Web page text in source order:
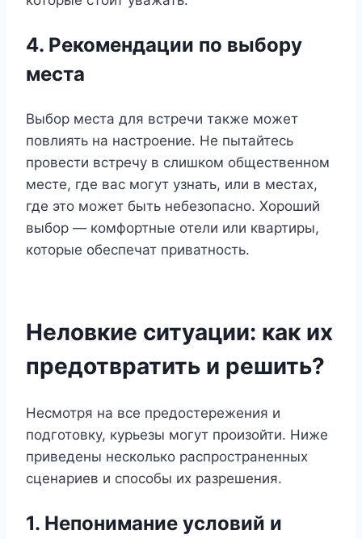
4. Рекомендации по выбору
места
Выбор места для встречи также может
повлиять на настроение. Не пытайтесь
провести встречу в слишком общественном
месте, где вас могут узнать, или в местах,
где это может быть небезопасно. Хороший
выбор — комфортные отели или квартиры,
которые обеспечат приватность.
Неловкие ситуации: как их
предотвратить и решить?
Несмотря на все предостережения и
подготовку, курьезы могут произойти. Ниже
приведены несколько распространенных
сценариев и способы их разрешения.
1. Непонимание условий и